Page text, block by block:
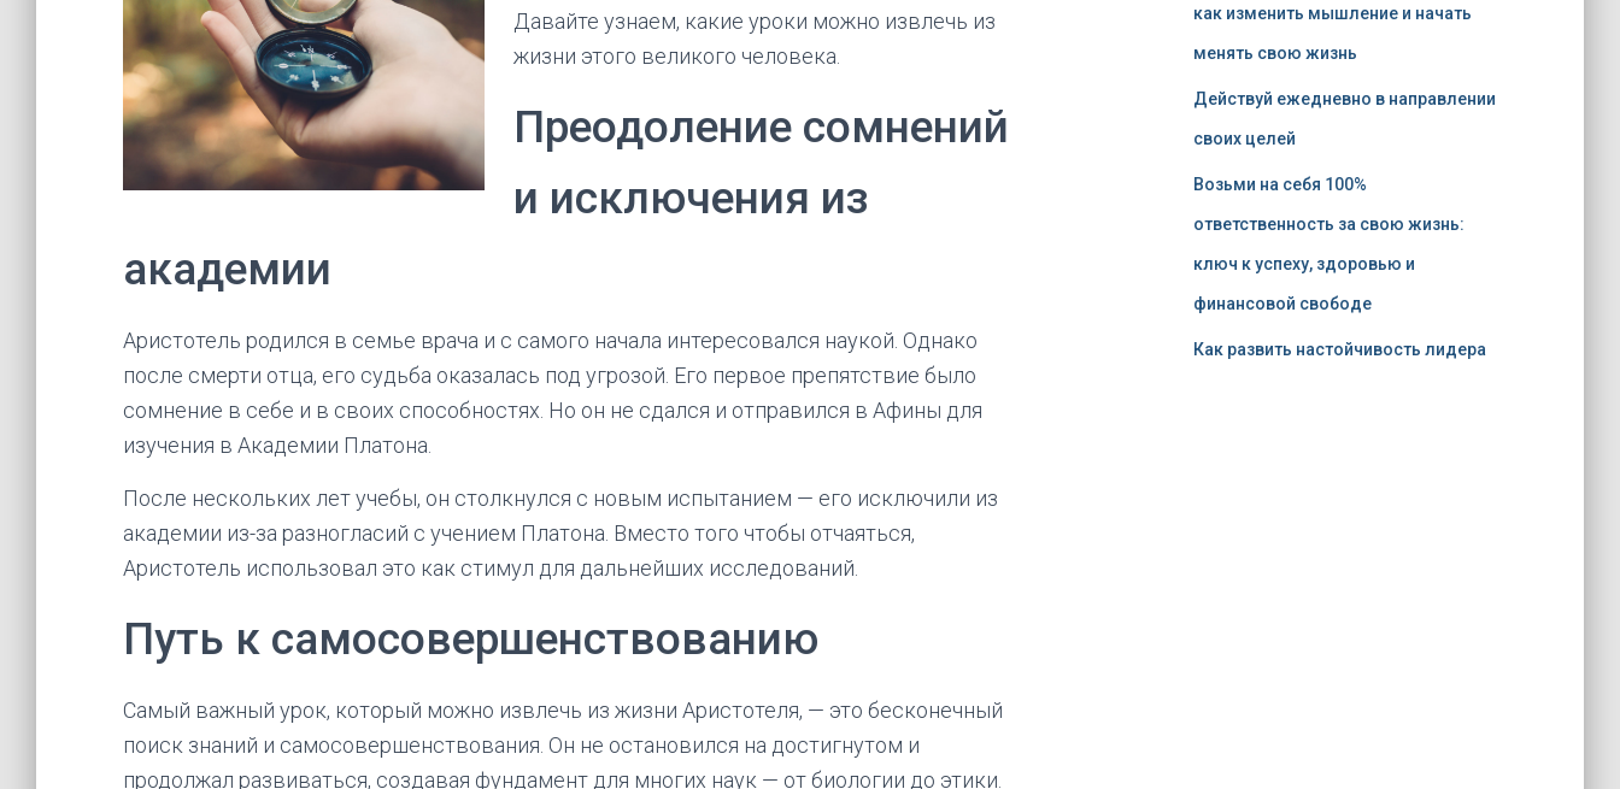
Давайте узнаем, какие уроки можно извлечь из
жизни этого великого человека.
Преодоление сомнений
и исключения из
академии
Аристотель родился в семье врача и с самого начала интересовался наукой. Однако
после смерти отца, его судьба оказалась под угрозой. Его первое препятствие было
сомнение в себе и в своих способностях. Но он не сдался и отправился в Афины для
изучения в Академии Платона.
После нескольких лет учебы, он столкнулся с новым испытанием — его исключили из
академии из-за разногласий с учением Платона. Вместо того чтобы отчаяться,
Аристотель использовал это как стимул для дальнейших исследований.
Путь к самосовершенствованию
Самый важный урок, который можно извлечь из жизни Аристотеля, — это бесконечный
поиск знаний и самосовершенствования. Он не остановился на достигнутом и
продолжал развиваться, создавая фундамент для многих наук — от биологии до этики.
как изменить мышление и начать
менять свою жизнь
Действуй ежедневно в направлении
своих целей
Возьми на себя 100%
ответственность за свою жизнь:
ключ к успеху, здоровью и
финансовой свободе
Как развить настойчивость лидера